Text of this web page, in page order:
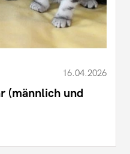
16.04.2026
(männlich und